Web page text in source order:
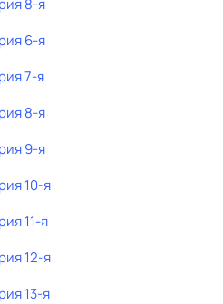
8-я
6-я
7-я
8-я
9-я
10-я
11-я
12-я
13-я